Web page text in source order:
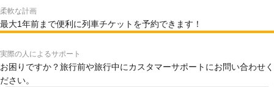
柔軟な計画
最大1年前まで便利に列車チケットを予約できます！
実際の人によるサポート
お困りですか？旅行前や旅行中にカスタマーサポートにお問い合わせく
ださい。